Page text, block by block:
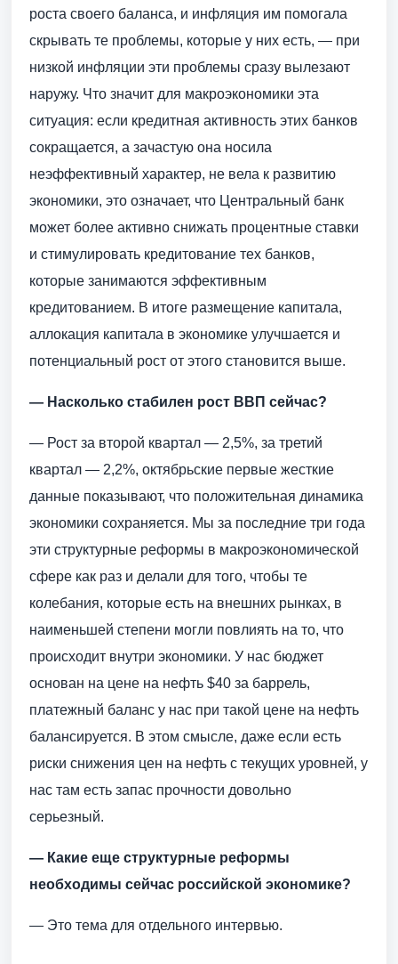
роста своего баланса, и инфляция им помогала
скрывать те проблемы, которые у них есть, — при
низкой инфляции эти проблемы сразу вылезают
наружу. Что значит для макроэкономики эта
ситуация: если кредитная активность этих банков
сокращается, а зачастую она носила
неэффективный характер, не вела к развитию
экономики, это означает, что Центральный банк
может более активно снижать процентные ставки
и стимулировать кредитование тех банков,
которые занимаются эффективным
кредитованием. В итоге размещение капитала,
аллокация капитала в экономике улучшается и
потенциальный рост от этого становится выше.
— Насколько стабилен рост ВВП сейчас?
— Рост за второй квартал — 2,5%, за третий
квартал — 2,2%, октябрьские первые жесткие
данные показывают, что положительная динамика
экономики сохраняется. Мы за последние три года
эти структурные реформы в макроэкономической
сфере как раз и делали для того, чтобы те
колебания, которые есть на внешних рынках, в
наименьшей степени могли повлиять на то, что
происходит внутри экономики. У нас бюджет
основан на цене на нефть $40 за баррель,
платежный баланс у нас при такой цене на нефть
балансируется. В этом смысле, даже если есть
риски снижения цен на нефть с текущих уровней, у
нас там есть запас прочности довольно
серьезный.
— Какие еще структурные реформы
необходимы сейчас российской экономике?
— Это тема для отдельного интервью.​